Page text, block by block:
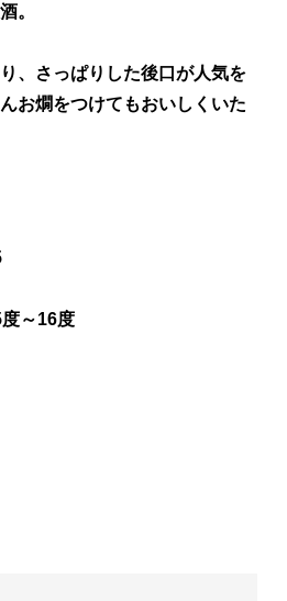
。
、さっぱりした後口が人気を
お燗をつけてもおいしくいた
～16度